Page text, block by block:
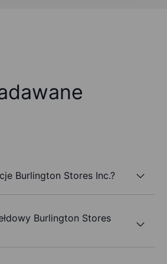
Burlington Stores Inc.?
Burlington Stores